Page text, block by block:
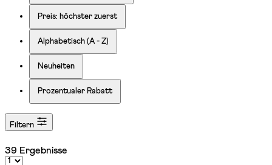
Preis: höchster zuerst
Alphabetisch (A - Z)
Neuheiten
Prozentualer Rabatt
Filtern
39 Ergebnisse